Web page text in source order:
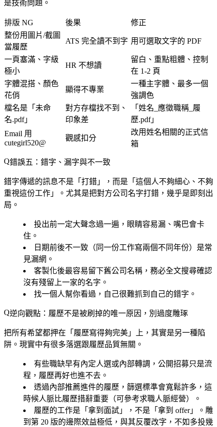
是技術問題。
排版 NG 後果
修正
整份用圖片/截圖
當履歷
ATS 完全讀不到字 用可選取文字的 PDF
一頁塞滿、字級
極小
HR 不想讀
留白、重點粗體、控制
在 1-2 頁
字體混搭、顏色
花俏
顯得不專業
一種主字體、最多一個
強調色
檔名是「未命
名.pdf」
對方存檔找不到、
印象差
「姓名_應徵職稱_履
歷.pdf」
Email 用
cutegirl520@
觀感扣分
改用姓名相關的正式信
箱
錯誤五：錯字、漏字與不一致
錯字傳遞的訊息不是「打錯」，而是「這個人不夠細心、不夠
重視這份工作」。尤其是把對方公司名字打錯，幾乎是即刻出
局。
投出前一定大聲念過一遍，眼睛容易漏、嘴巴會卡
住。
日期前後不一致（同一份工作寫兩個不同年份）是常
見漏網。
客製化後最容易留下舊公司名稱，務必全文搜尋確認
沒有殘留上一家的名字。
找一個人幫你看過，自己很難抓到自己的錯字。
逆向觀點：履歷不是被刷掉的唯一原因，別過度雕琢
把所有希望都押在「履歷寫得夠完美」上，其實是另一種陷
阱。現實中有很多落選跟履歷品質無關。
有些職缺早有內定人選或內部轉調，公開招募只是流
程，履歷再好也進不去。
透過內部推薦進件的履歷，篩選標準會寬鬆許多，這
時候人脈比履歷措辭重要（可參考求職人脈經營）。
履歷的工作是「拿到面試」，不是「拿到 offer」。雕
到第 20 版的邊際效益極低，與其反覆改字，不如多投幾